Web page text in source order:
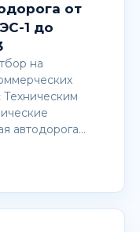
от
1 до
на
автодорога…